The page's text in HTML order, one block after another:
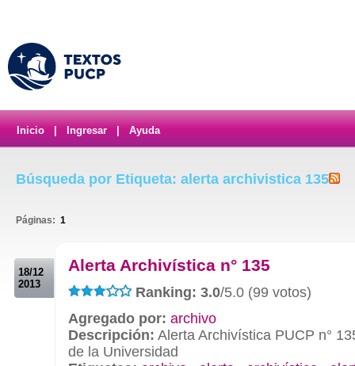
Inicio Ingresar Ayuda
Búsqueda por Etiqueta: alerta archivistica 135
Páginas: 1
18/12
2013
Alerta Archivística n° 135
Ranking: 3.0/5.0 (99 votos)
Agregado por: archivo
Descripción: Alerta Archivística PUCP n°
de la Universidad